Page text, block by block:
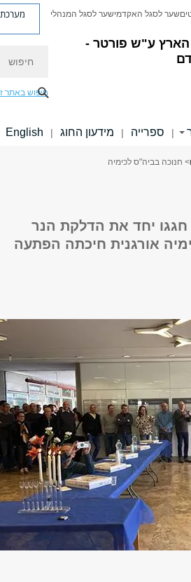
הארץ ע"ש פורטר -
שער לסגל האקדמישער לסגל המנהלי מערכת
חיפוש באתר
| ספרייה | מידעון החוג |
English
> חנוכה בביה"ס לכימיה
חגגו יחד את הדלקת הנר
אורגנית חיכתה הפתעה